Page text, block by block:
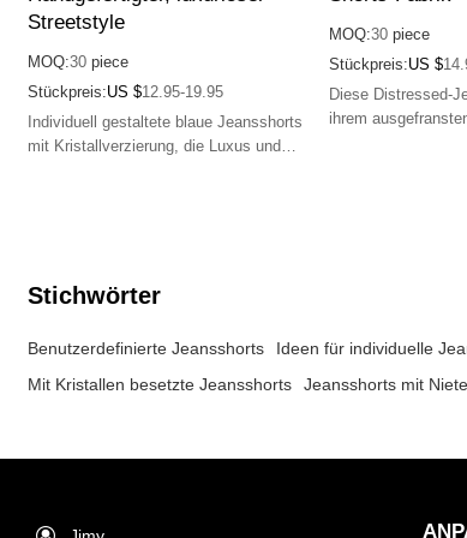
Streetstyle
MOQ:30 piece
Stückpreis:US $12.95-19.95
Individuell gestaltete blaue Jeansshorts
mit Kristallverzierung, die Luxus und
MOQ:30 piece
Stückpreis:US $
Diese Distressed-
ihrem
Stichwörter
Benutzerdefinierte Jeansshorts Ideen für individuelle
Mit Kristallen besetzte Jeansshorts
Jeansshorts mit